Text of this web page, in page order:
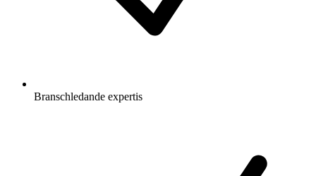
Branschledande expertis